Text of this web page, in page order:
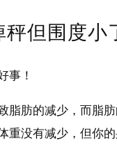
秤但围度小
事！
脂肪的减少，而脂
重没有减少，但你